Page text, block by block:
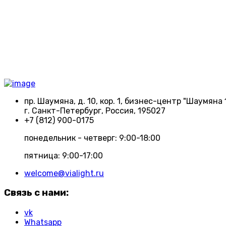
пр. Шаумяна, д. 10, кор. 1, бизнес-центр "Шаумяна
г. Санкт-Петербург, Россия, 195027
+7 (812) 900-0175
понедельник - четверг: 9:00-18:00
пятница: 9:00-17:00
welcome@vialight.ru
Связь с нами:
vk
Whatsapp